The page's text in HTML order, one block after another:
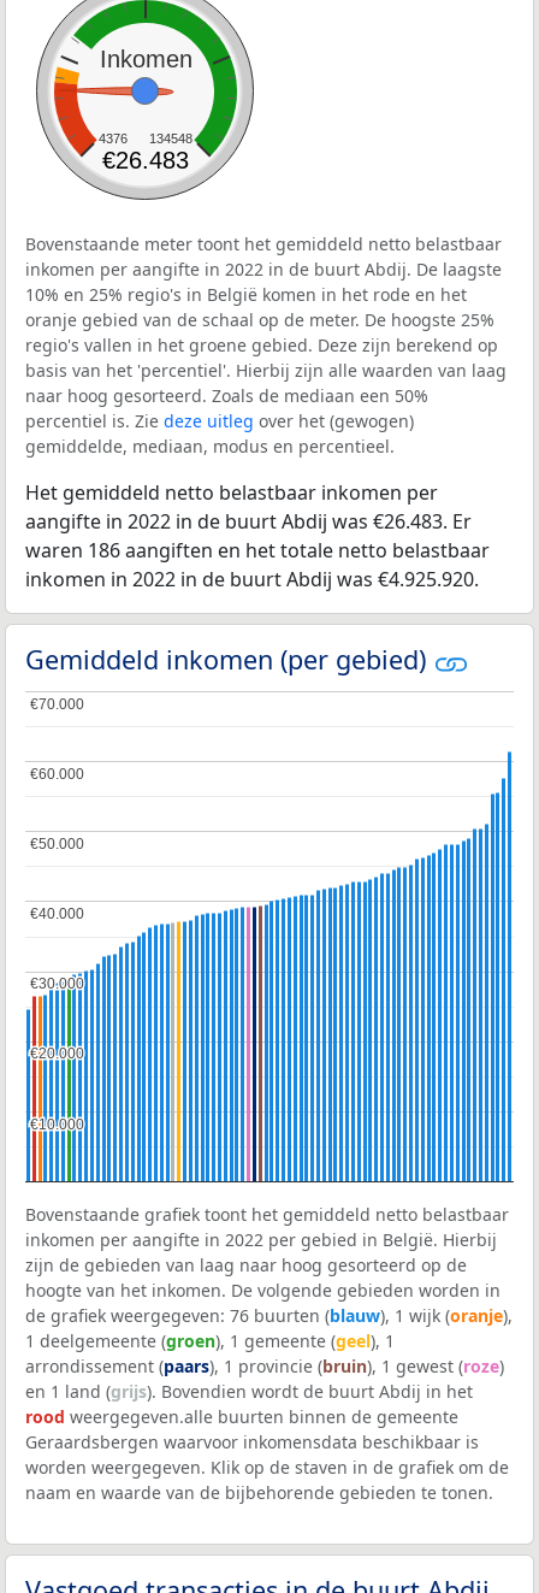
Inkomen
4376 134548
€26.483
Bovenstaande meter toont het gemiddeld netto belastbaar
inkomen per aangifte in 2022 in de buurt Abdij. De laagste
10% en 25% regio's in België komen in het rode en het
oranje gebied van de schaal op de meter. De hoogste 25%
regio's vallen in het groene gebied. Deze zijn berekend op
basis van het 'percentiel'. Hierbij zijn alle waarden van laag
naar hoog gesorteerd. Zoals de mediaan een 50%
percentiel is. Zie deze uitleg over het (gewogen)
gemiddelde, mediaan, modus en percentieel.
Het gemiddeld netto belastbaar inkomen per
aangifte in 2022 in de buurt Abdij was €26.483. Er
waren 186 aangiften en het totale netto belastbaar
inkomen in 2022 in de buurt Abdij was €4.925.920.
Gemiddeld inkomen (per gebied)
€10.000
€10.000
€20.000
€20.000
€30.000
€30.000
€40.000
€40.000
€50.000
€50.000
€60.000
€60.000
€70.000
€70.000
Bovenstaande grafiek toont het gemiddeld netto belastbaar
inkomen per aangifte in 2022 per gebied in België. Hierbij
zijn de gebieden van laag naar hoog gesorteerd op de
hoogte van het inkomen. De volgende gebieden worden in
de grafiek weergegeven: 76 buurten (blauw), 1 wijk (oranje),
1 deelgemeente (groen), 1 gemeente (geel), 1
arrondissement (paars), 1 provincie (bruin), 1 gewest (roze)
en 1 land (grijs). Bovendien wordt de buurt Abdij in het
rood weergegeven.alle buurten binnen de gemeente
Geraardsbergen waarvoor inkomensdata beschikbaar is
worden weergegeven. Klik op de staven in de grafiek om de
naam en waarde van de bijbehorende gebieden te tonen.